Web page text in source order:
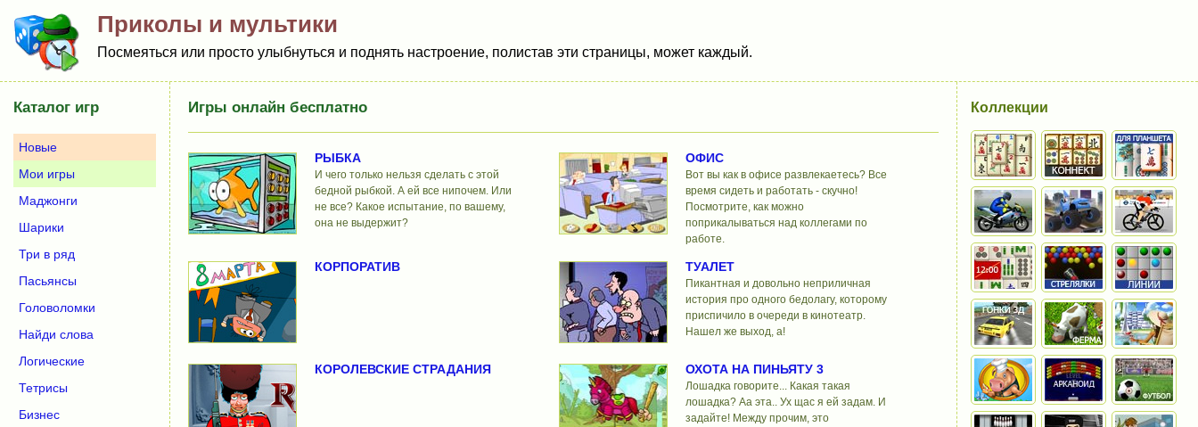
Приколы и мультики
Посмеяться или просто улыбнуться и поднять настроение, полистав эти страницы, может каждый.
Игры онлайн бесплатно
РЫБКА
И чего только нельзя сделать с этой
бедной рыбкой. А ей все нипочем. Или
не все? Какое испытание, по вашему,
она не выдержит?
ОФИС
Вот вы как в офисе развлекаетесь? Все
время сидеть и работать - скучно!
Посмотрите, как можно
поприкалываться над коллегами по
работе.
КОРПОРАТИВ ТУАЛЕТ
Пикантная и довольно неприличная
история про одного бедолагу, которому
приспичило в очереди в кинотеатр.
Нашел же выход, а!
КОРОЛЕВСКИЕ СТРАДАНИЯ ОХОТА НА ПИНЬЯТУ 3
Лошадка говорите... Какая такая
лошадка? Аа эта.. Ух щас я ей задам. И
задайте! Между прочим, это
Каталог игр
Новые
Мои игры
Маджонги
Шарики
Три в ряд
Пасьянсы
Головоломки
Найди слова
Логические
Тетрисы
Бизнес
Коллекции